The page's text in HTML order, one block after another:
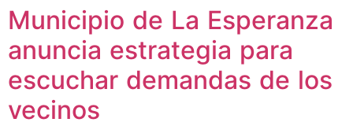
Municipio de La Esperanza
anuncia estrategia para
escuchar demandas de los
vecinos